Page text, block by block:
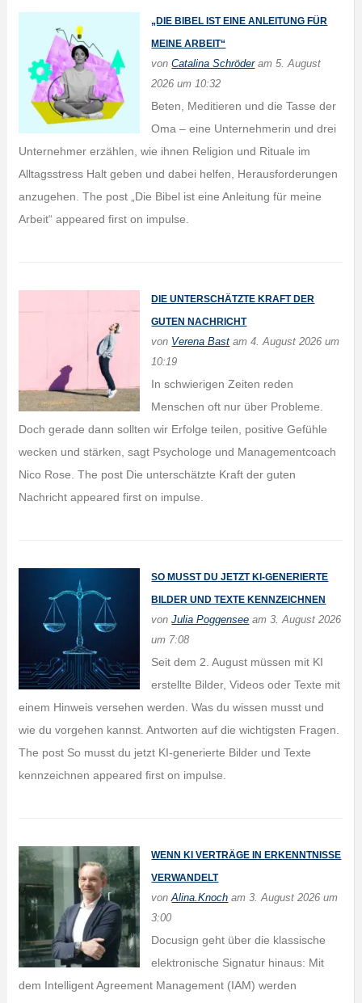
„DIE BIBEL IST EINE ANLEITUNG FÜR
MEINE ARBEIT“
vonCatalina Schröderam 5. August
2026 um 10:32
Beten, Meditieren und die Tasse der
Oma – eine Unternehmerin und drei
Unternehmer erzählen, wie ihnen Religion und Rituale im
Alltagsstress Halt geben und dabei helfen, Herausforderungen
anzugehen. The post „Die Bibel ist eine Anleitung für meine
Arbeit“ appeared first on impulse.
DIE UNTERSCHÄTZTE KRAFT DER
GUTEN NACHRICHT
von Verena Bast am 4. August 2026 um
10:19
In schwierigen Zeiten reden
Menschen oft nur über Probleme.
Doch gerade dann sollten wir Erfolge teilen, positive Gefühle
wecken und stärken, sagt Psychologe und Managementcoach
Nico Rose. The post Die unterschätzte Kraft der guten
Nachricht appeared first on impulse.
SO MUSST DU JETZT KI-GENERIERTE
BILDER UND TEXTE KENNZEICHNEN
vonJulia Poggensee am 3. August 2026
um 7:08
Seit dem 2. August müssen mit KI
erstellte Bilder, Videos oder Texte mit
einem Hinweis versehen werden. Was du wissen musst und
wie du vorgehen kannst. Antworten auf die wichtigsten Fragen.
The post So musst du jetzt KI-generierte Bilder und Texte
kennzeichnen appeared first on impulse.
WENN KI VERTRÄGE IN ERKENNTNISSE
VERWANDELT
vonAlina.Knoch am 3. August 2026 um
3:00
Docusign geht über die klassische
elektronische Signatur hinaus: Mit
dem Intelligent Agreement Management (IAM) werden